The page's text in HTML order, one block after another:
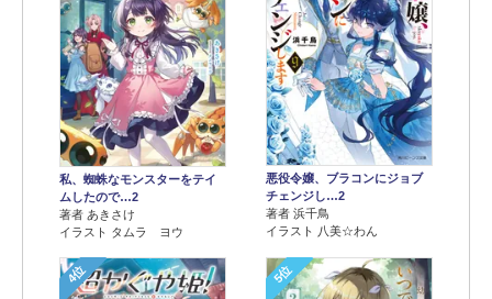
私、蜘蛛なモンスターをテイ
ムしたので…2
著者 あきさけ
イラスト タムラ ヨウ
悪役令嬢、ブラコンにジョブ
チェンジし…2
著者 浜千鳥
イラスト 八美☆わん
4位 5位